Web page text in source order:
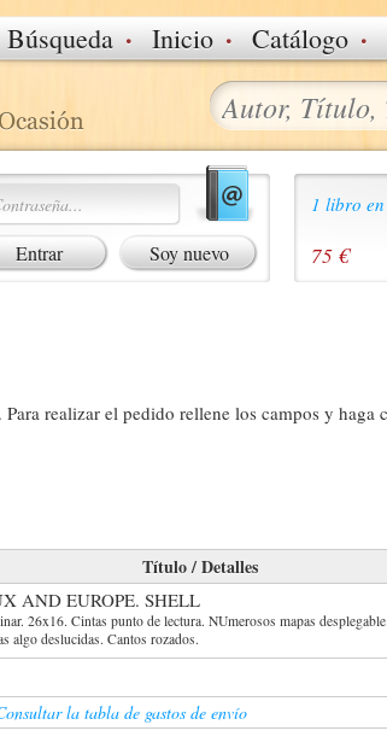
Búsqueda · Inicio · Catálogo ·
Soy nuevo
1 libro
75 €
realizar el pedido rellene los campos y haga
Título / Detalles
AND EUROPE. SHELL
26x16. Cintas punto de lectura. NUmerosos mapas
algo deslucidas. Cantos rozados.
la tabla de gastos de envío